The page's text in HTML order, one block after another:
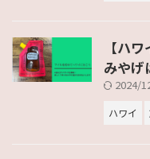
【ハ
みやげ
2024/
ハワイ